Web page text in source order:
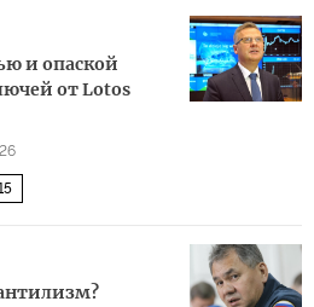
и опаской
от Lotos
26